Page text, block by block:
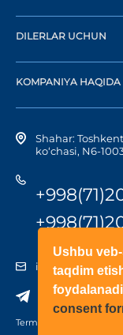
Ushbu
taqdim
consent
Buyurtma berish
Katalog
DILERLAR UCHUN
Diler bo‘lish
Shaxsiy kabinetga kirish
KOMPANIYA HAQIDA
Kompaniya tarixi
Shahar:
ko‘chasi, N6-
Terms of use